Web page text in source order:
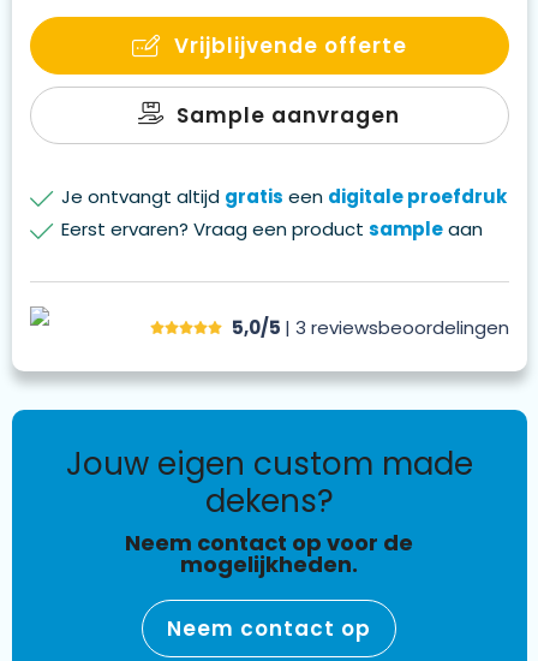
Vrijblijvende offerte
Sample aanvragen
Je ontvangt altijd gratis een digitale proefdruk
Eerst ervaren? Vraag een product sampleaan
5,0/5 | 3 reviewsbeoordelingen
jouw eigen custom made
dekens?
Neem contact op voor de
mogelijkheden.
Neem contact op